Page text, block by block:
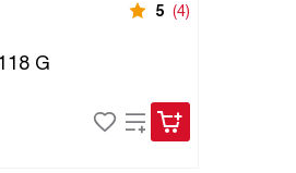
5 (4)
G